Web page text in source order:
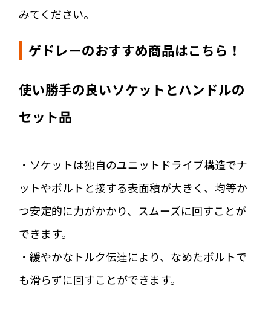
みてください。
ゲドレーのおすすめ商品はこちら！
使い勝手の良いソケットとハンドルの
セット品
・ソケットは独自のユニットドライブ構造でナ
ットやボルトと接する表面積が大きく、均等か
つ安定的に力がかかり、スムーズに回すことが
できます。
・緩やかなトルク伝達により、なめたボルトで
も滑らずに回すことができます。